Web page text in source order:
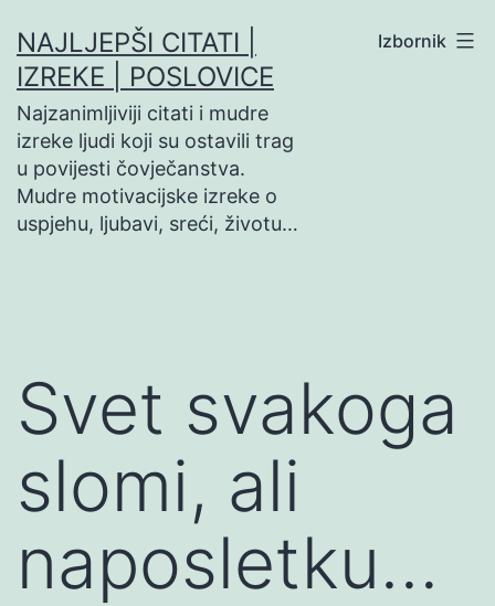
na
sadržaj
NAJLJEPŠI CITATI |
IZREKE | POSLOVICE
Najzanimljiviji citati i mudre
izreke ljudi koji su ostavili trag
u povijesti čovječanstva.
Mudre motivacijske izreke o
uspjehu, ljubavi, sreći, životu…
Izbornik
Svet svakoga
slomi, ali
naposletku…